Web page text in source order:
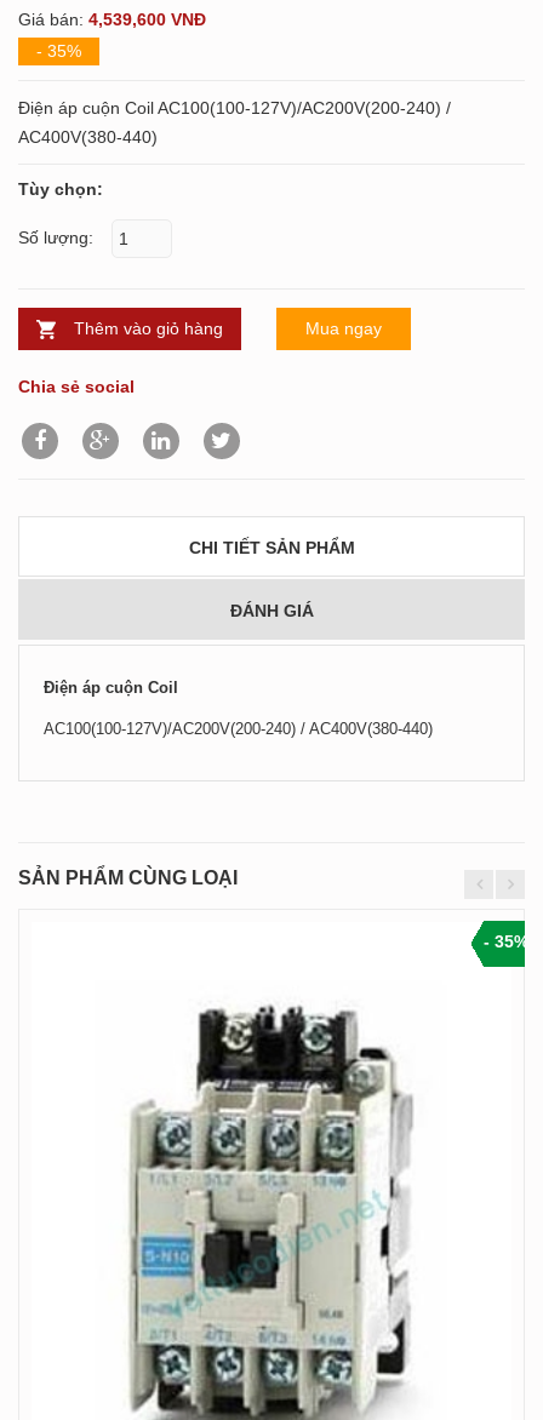
Giá bán: 4,539,600 VNĐ
- 35%
Điện áp cuộn Coil AC100(100-127V)/AC200V(200-240) /
AC400V(380-440)
Tùy chọn:
Số lượng:
Thêm vào giỏ hàng Mua ngay
Chia sẻ social
CHI TIẾT SẢN PHẨM
ĐÁNH GIÁ
Điện áp cuộn Coil
AC100(100-127V)/AC200V(200-240) / AC400V(380-440)
SẢN PHẨM CÙNG LOẠI
- 35%